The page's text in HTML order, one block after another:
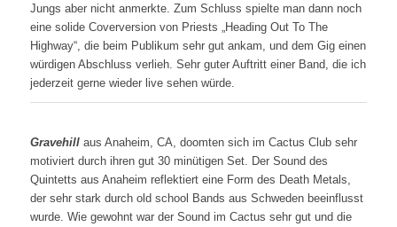
Jungs aber nicht anmerkte. Zum Schluss spielte man dann noch
eine solide Coverversion von Priests „Heading Out To The
Highway“, die beim Publikum sehr gut ankam, und dem Gig einen
würdigen Abschluss verlieh. Sehr guter Auftritt einer Band, die ich
jederzeit gerne wieder live sehen würde.
Gravehillaus Anaheim, CA, doomten sich im Cactus Club sehr
motiviert durch ihren gut 30 minütigen Set. Der Sound des
Quintetts aus Anaheim reflektiert eine Form des Death Metals,
der sehr stark durch old school Bands aus Schweden beeinflusst
wurde. Wie gewohnt war der Sound im Cactus sehr gut und die